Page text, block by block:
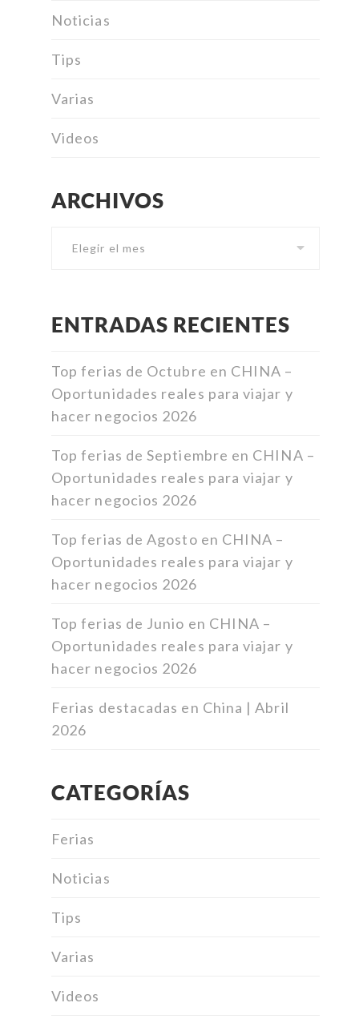
Noticias
Tips
Varias
Videos
ARCHIVOS
ENTRADAS RECIENTES
Top ferias de Octubre en CHINA –
Oportunidades reales para viajar y
hacer negocios 2026
Top ferias de Septiembre en CHINA –
Oportunidades reales para viajar y
hacer negocios 2026
Top ferias de Agosto en CHINA –
Oportunidades reales para viajar y
hacer negocios 2026
Top ferias de Junio en CHINA –
Oportunidades reales para viajar y
hacer negocios 2026
Ferias destacadas en China | Abril
2026
CATEGORÍAS
Ferias
Noticias
Tips
Varias
Videos